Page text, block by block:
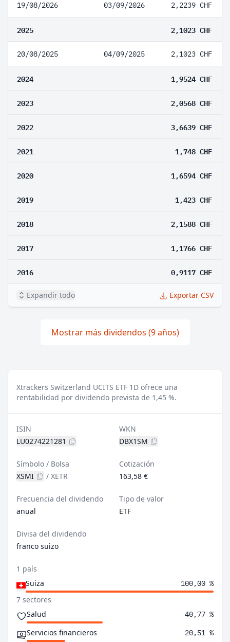
19/08/2026 03/09/2026 2,2239 CHF
2025 2,1023 CHF
20/08/2025 04/09/2025 2,1023 CHF
2024 1,9524 CHF
2023 2,0568 CHF
2022 3,6639 CHF
2021 1,748 CHF
2020 1,6594 CHF
2019 1,423 CHF
2018 2,1588 CHF
2017 1,1766 CHF
2016 0,9117 CHF
Expandir todo Exportar CSV
Mostrar más dividendos (9 años)
Xtrackers Switzerland UCITS ETF 1D ofrece una
rentabilidad por dividendo prevista de 1,45 %.
ISIN
LU0274221281
WKN
DBX1SM
Símbolo / Bolsa
XSMI
/ XETR
Cotización
163,58 €
Frecuencia del dividendo
anual
Tipo de valor
ETF
Divisa del dividendo
franco suizo
1 país
Suiza
100,00 %
7 sectores
Salud
40,77 %
Servicios financieros 20,51 %